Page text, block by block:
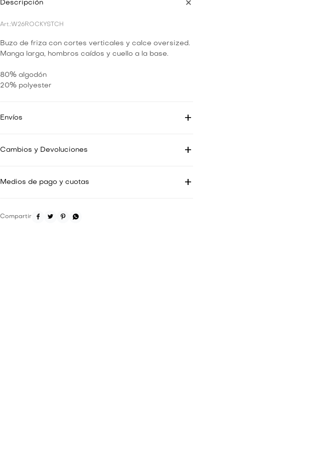
Descripción
W26ROCKYSTCH
Buzo de friza con cortes verticales y calce oversized.
Manga larga, hombros caídos y cuello a la base.
80% algodón
20% polyester
Envíos
Cambios y Devoluciones
Medios de pago y cuotas
   